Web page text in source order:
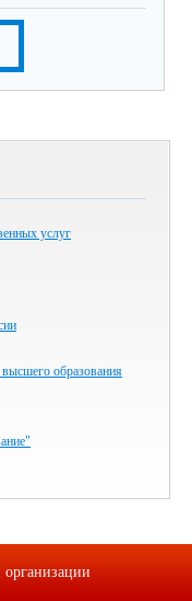
услуг
образования
организации